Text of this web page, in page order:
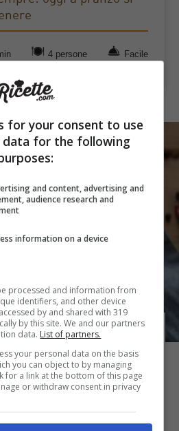
4 persone Facile
salsicce preparo un
mezz’ora e ti faccio
4 persone Facile
for your consent to use
data for the following
and content, advertising and
audience research and
information on a device
processed and information from
identifiers, and other device
by and shared with 319
by this site. We and our partners
data. List of partners.
your personal data on the basis
you can object to by managing
for a link at the bottom of this page
or withdraw consent in privacy